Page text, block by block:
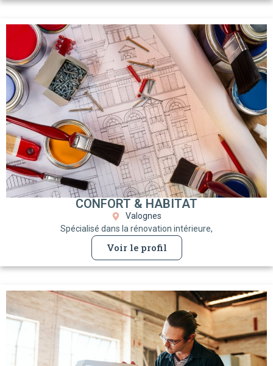
CONFORT & HABITAT
Valognes
Spécialisé dans la rénovation intérieure,
Voir le profil